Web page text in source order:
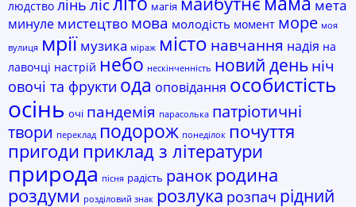
людство лінь ліс магія мета
минуле мистецтво мова молодість момент море моя
вулиця мрії музика міраж місто навчання надія на
лавочці настрій небо нескінченність новий деньніч
овочі та фрукти ода оповідання особистість
осінь очі пандемія парасолька патріотичні
твори переклад подорож понеділок почуття
пригоди приклад з літератури
природа пісня радість ранокродина
роздуми розділовий знак розлука розпач рідний